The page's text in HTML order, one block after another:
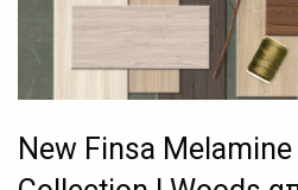
New Finsa